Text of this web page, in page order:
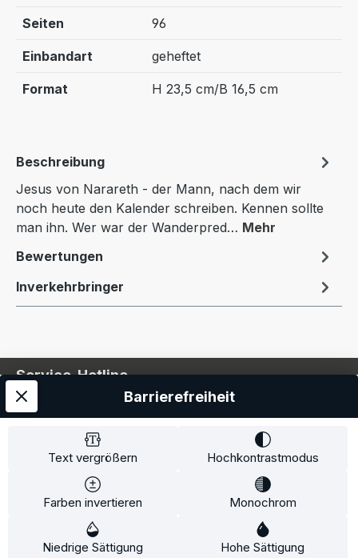
Seiten 96
Einbandart geheftet
Format H 23,5 cm/B 16,5 cm
Beschreibung
Jesus von Narareth - der Mann, nach dem wir
noch heute den Kalender schreiben. Kennen sollte
man ihn. Wer war der Wanderpred… Mehr
Bewertungen
Inverkehrbringer
Service-Hotline
Service
Information
* Alle Preise inkl. gesetzl. Mehrwertsteuer zzgl.
Text vergrößern Hochkontrastmodus
Farben invertieren Monochrom
Niedrige Sättigung Hohe Sättigung
Barrierefreiheit